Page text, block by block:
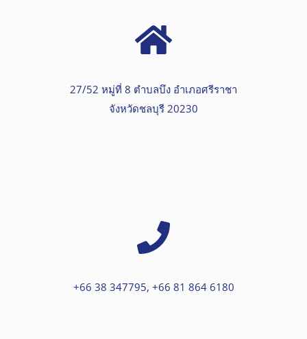
27/52 หมู่ที่ 8 ตำบลบึง อำเภอศรีราชา
จังหวัดชลบุรี 20230
+66 38 347795, +66 81 864 6180